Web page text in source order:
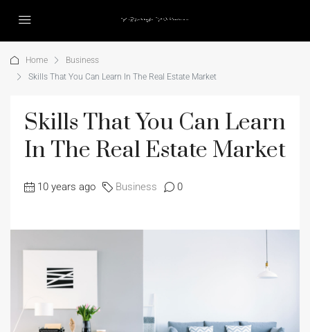
Home
Business
Skills That You Can Learn In The Real Estate Market
Skills That You Can Learn
In The Real Estate Market
10 years ago Business 0